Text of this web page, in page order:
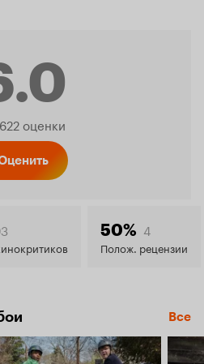
оценки
50% 4
Полож. рецензии
Все